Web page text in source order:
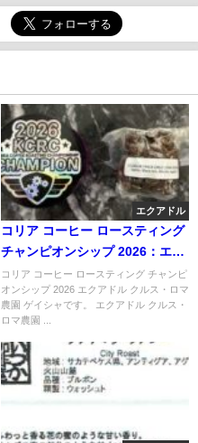
エクアドル
コリア コーヒー ロースティング
チャンピオンシップ 2026：エク
アドル クルス・ロマ農園 ゲイシ
ャ
コリア コーヒー ロースティング チャンピ
オンシップ 2026 エクアドル クルス・ロマ
農園 ゲイシャです。 エクアドル クルス・
ロマ農園 ...